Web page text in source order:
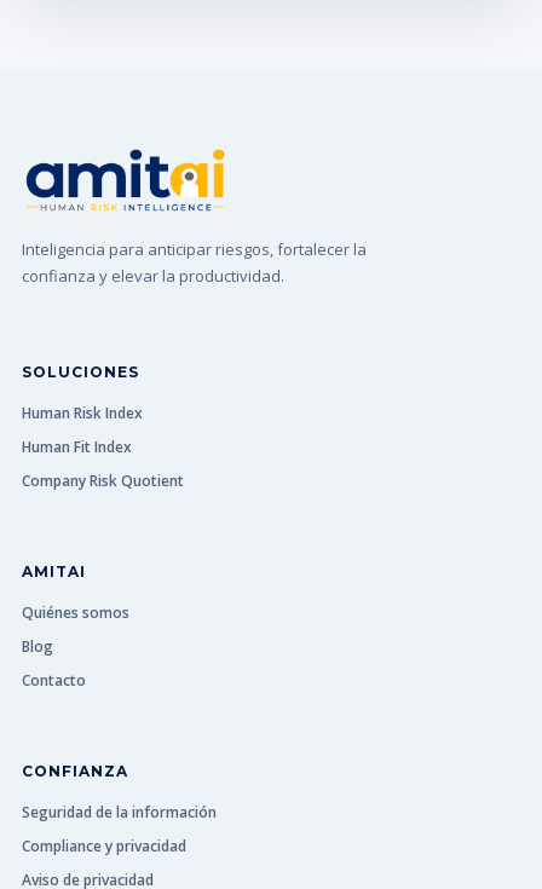
Inteligencia para anticipar riesgos, fortalecer la
confianza y elevar la productividad.
SOLUCIONES
Human Risk Index
Human Fit Index
Company Risk Quotient
AMITAI
Quiénes somos
Blog
Contacto
CONFIANZA
Seguridad de la información
Compliance y privacidad
Aviso de privacidad